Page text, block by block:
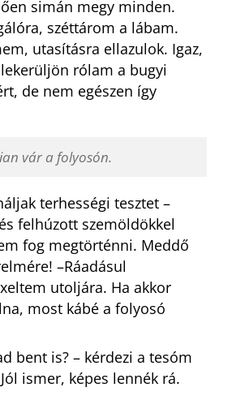
simán megy minden.
széttárom a lábam.
utasításra ellazulok. Igaz,
rólam a bugyi
de nem egészen így
vár a folyosón.
terhességi tesztet –
felhúzott szemöldökkel
fog megtörténni. Meddő
–Ráadásul
utoljára. Ha akkor
most kábé a folyosó
bent is? – kérdezi a tesóm
ismer, képes lennék rá.